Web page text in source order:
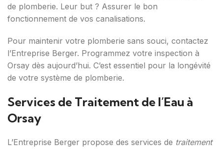
de plomberie. Leur but ? Assurer le bon
fonctionnement de vos canalisations.
Pour maintenir votre plomberie sans souci, contactez
l’Entreprise Berger. Programmez votre inspection à
Orsay dès aujourd’hui. C’est essentiel pour la longévité
de votre système de plomberie.
Services de Traitement de l’Eau à
Orsay
L’Entreprise Berger propose des services de traitement